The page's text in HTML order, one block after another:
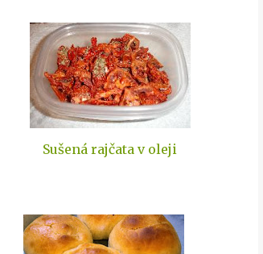
Sušená rajčata v oleji